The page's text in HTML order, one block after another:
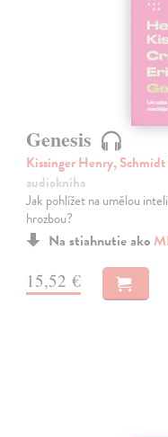
Genesis
Kissinger Henry,
audiokniha
Jak pohlížet na umělou
hrozbou?
Na stiahnutie ako
15,52 €